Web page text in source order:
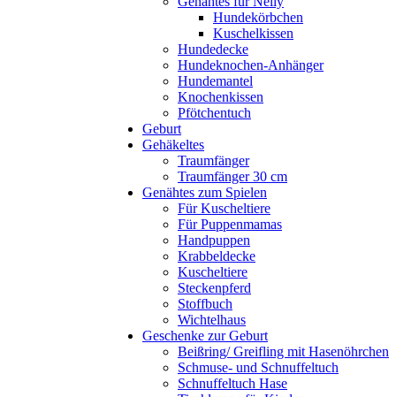
Hundekörbchen
Kuschelkissen
Hundedecke
Hundeknochen-Anhänger
Hundemantel
Knochenkissen
Pfötchentuch
Geburt
Gehäkeltes
Traumfänger
Traumfänger 30 cm
Genähtes zum Spielen
Für Kuscheltiere
Für Puppenmamas
Handpuppen
Krabbeldecke
Kuscheltiere
Steckenpferd
Stoffbuch
Wichtelhaus
Geschenke zur Geburt
Beißring/ Greifling mit Hasenöhrchen
Schmuse- und Schnuffeltuch
Schnuffeltuch Hase